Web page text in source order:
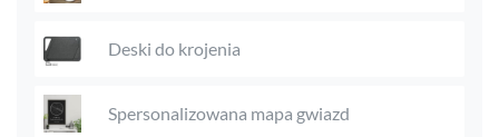
Deski do krojenia
Spersonalizowana mapa gwiazd